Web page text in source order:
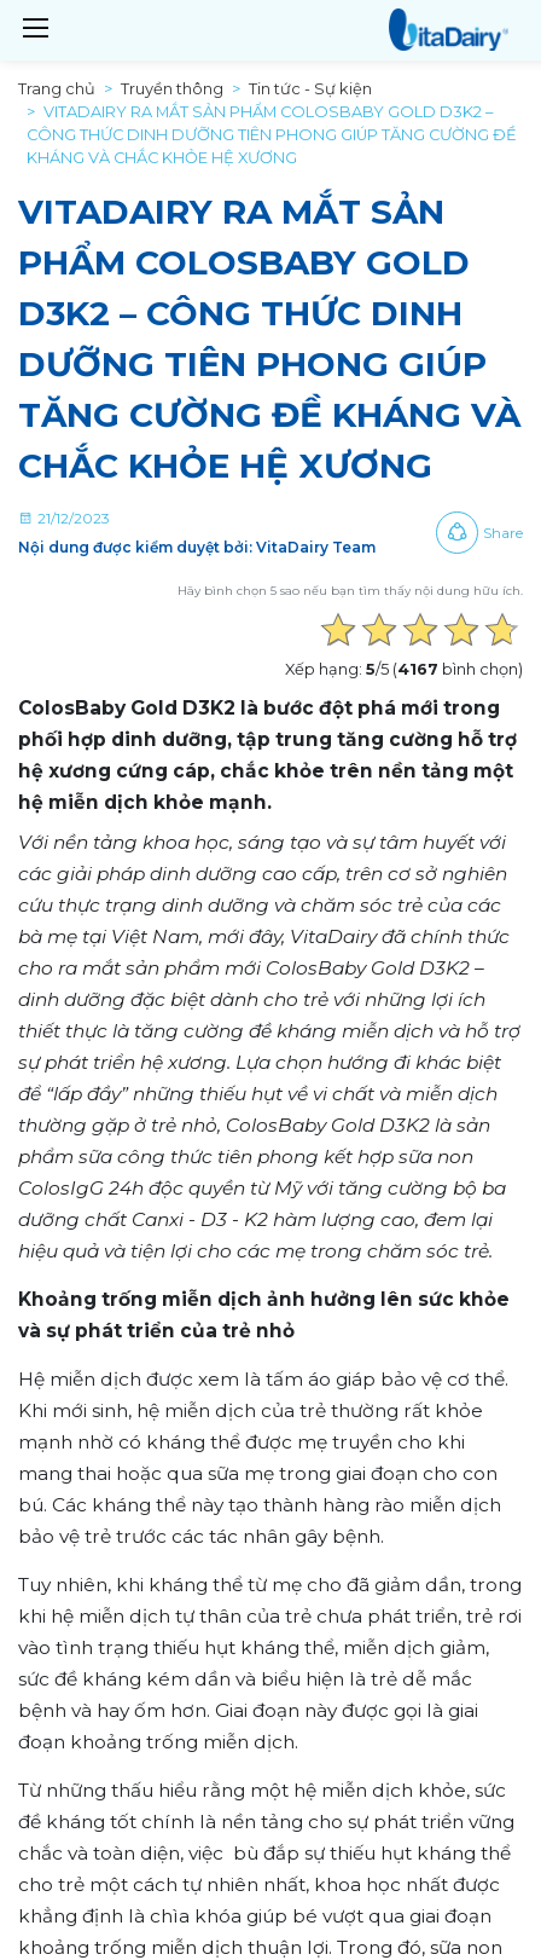
Trang chủ Truyền thông
Tin tức - Sự kiện
VITADAIRY RA MẮT SẢN PHẨM COLOSBABY GOLD D3K2 –
CÔNG THỨC DINH DƯỠNG TIÊN PHONG GIÚP TĂNG CƯỜNG ĐỀ
KHÁNG VÀ CHẮC KHỎE HỆ XƯƠNG
VITADAIRY RA MẮT SẢN
PHẨM COLOSBABY GOLD
D3K2 – CÔNG THỨC DINH
DƯỠNG TIÊN PHONG GIÚP
TĂNG CƯỜNG ĐỀ KHÁNG VÀ
CHẮC KHỎE HỆ XƯƠNG
21/12/2023
Nội dung được kiểm duyệt bởi: VitaDairy Team
Share
Hãy bình chọn 5 sao nếu bạn tìm thấy nội dung hữu ích.
Xếp hạng: 5/5 (4167 bình chọn)
ColosBaby Gold D3K2 là bước đột phá mới trong
phối hợp dinh dưỡng, tập trung tăng cường hỗ trợ
hệ xương cứng cáp, chắc khỏe trên nền tảng một
hệ miễn dịch khỏe mạnh.
Với nền tảng khoa học, sáng tạo và sự tâm huyết với
các giải pháp dinh dưỡng cao cấp, trên cơ sở nghiên
cứu thực trạng dinh dưỡng và chăm sóc trẻ của các
bà mẹ tại Việt Nam, mới đây, VitaDairy đã chính thức
cho ra mắt sản phẩm mới ColosBaby Gold D3K2 –
dinh dưỡng đặc biệt dành cho trẻ với những lợi ích
thiết thực là tăng cường đề kháng miễn dịch và hỗ trợ
sự phát triển hệ xương. Lựa chọn hướng đi khác biệt
để “lấp đầy” những thiếu hụt về vi chất và miễn dịch
thường gặp ở trẻ nhỏ, ColosBaby Gold D3K2 là sản
phẩm sữa công thức tiên phong kết hợp sữa non
ColosIgG 24h độc quyền từ Mỹ với tăng cường bộ ba
dưỡng chất Canxi - D3 - K2 hàm lượng cao, đem lại
hiệu quả và tiện lợi cho các mẹ trong chăm sóc trẻ.
Khoảng trống miễn dịch ảnh hưởng lên sức khỏe
và sự phát triển của trẻ nhỏ
Hệ miễn dịch được xem là tấm áo giáp bảo vệ cơ thể.
Khi mới sinh, hệ miễn dịch của trẻ thường rất khỏe
mạnh nhờ có kháng thể được mẹ truyền cho khi
mang thai hoặc qua sữa mẹ trong giai đoạn cho con
bú. Các kháng thể này tạo thành hàng rào miễn dịch
bảo vệ trẻ trước các tác nhân gây bệnh.
Tuy nhiên, khi kháng thể từ mẹ cho đã giảm dần, trong
khi hệ miễn dịch tự thân của trẻ chưa phát triển, trẻ rơi
vào tình trạng thiếu hụt kháng thể, miễn dịch giảm,
sức đề kháng kém dần và biểu hiện là trẻ dễ mắc
bệnh và hay ốm hơn. Giai đoạn này được gọi là giai
đoạn khoảng trống miễn dịch.
Từ những thấu hiểu rằng một hệ miễn dịch khỏe, sức
đề kháng tốt chính là nền tảng cho sự phát triển vững
chắc và toàn diện, việc bù đắp sự thiếu hụt kháng thể
cho trẻ một cách tự nhiên nhất, khoa học nhất được
khẳng định là chìa khóa giúp bé vượt qua giai đoạn
khoảng trống miễn dịch thuận lợi. Trong đó, sữa non